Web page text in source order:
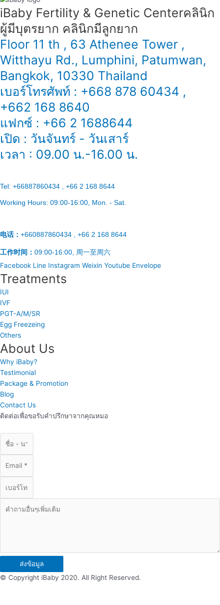
iBaby Fertility & Genetic Center​ คลินิก
ผู้มีบุตรยาก คลินิกมีลูกยาก
Floor 11 th , 63 Athenee Tower ,
Witthayu Rd., Lumphini, Patumwan,
Bangkok, 10330 Thailand
เบอร์โทรศัพท์ : +668 878 60434 ,
+662 168 8640
แฟกซ์ : +66 2 1688644
เปิด : วันจันทร์ - วันเสาร์
เวลา : 09.00 น.-16.00 น.
Tel: +66887860434 , +66 2 168 8644
Working Hours: 09:00-16:00 , Mon. - Sat.
电话： +660887860434 , +66 2 168 8644
工作时间： 09:00-16:00, 周一至周六
Facebook Line Instagram Weixin Youtube Envelope
Treatments
IUI
IVF
PGT-A/M/SR
Egg Freezeing
Others
About Us
Why iBaby?
Testimonial
Package & Promotion
Blog
Contact Us
ติดต่อเพื่อขอรับคำปรึกษาจากคุณหมอ
ส่งข้อมูล
© Copyright iBaby 2020. All Right Reserved.